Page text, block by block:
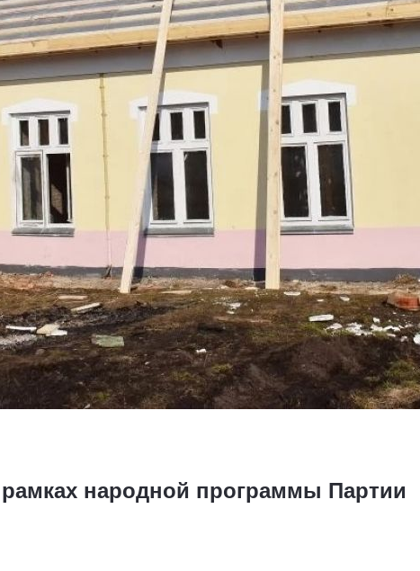
народной программы Партии